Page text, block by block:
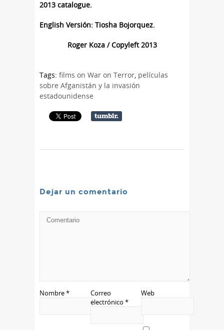
2013 catalogue.
English Versión: Tiosha Bojorquez.
Roger Koza / Copyleft 2013
Tags: films on War on Terror, películas
sobre Afganistán y la invasión
estadounidense
Dejar un comentario
Nombre*
Correo
electrónico *
Web